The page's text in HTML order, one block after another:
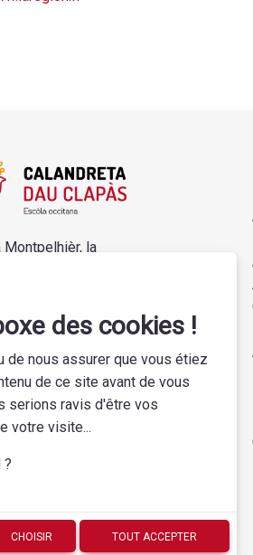
Montpelhièr, la
des cookies !
de nous assurer que vous étiez
de ce site avant de vous
serions ravis d'être vos
votre visite...
?
CHOISIR TOUT ACCEPTER